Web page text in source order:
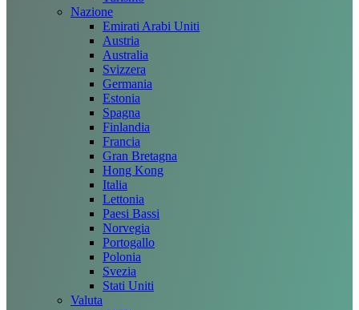
Nazione
Emirati Arabi Uniti
Austria
Australia
Svizzera
Germania
Estonia
Spagna
Finlandia
Francia
Gran Bretagna
Hong Kong
Italia
Lettonia
Paesi Bassi
Norvegia
Portogallo
Polonia
Svezia
Stati Uniti
Valuta